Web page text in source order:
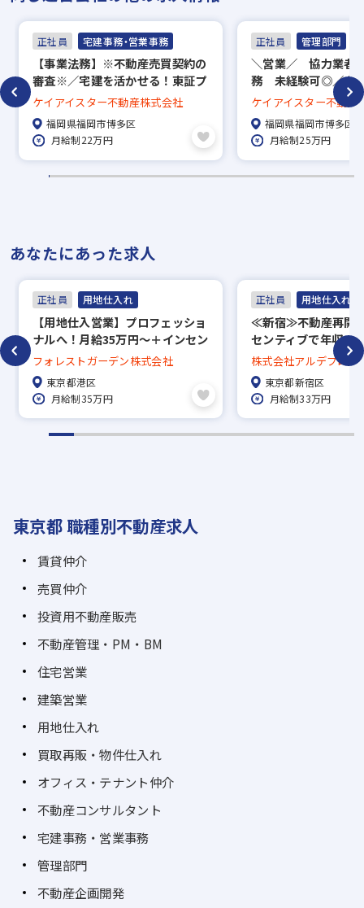
正社員 宅建事務・営業事務
【事業法務】※不動産売買契約の
審査※／宅建を活かせる！東証プ
ライム市場上場企業／年間休日
115日／福利厚生充実◎
ケイアイスター不動産株式会社
福岡県福岡市博多区
月給制22万円
正社員 管理部門
＼営業／ 協力業者
務 未経験可◎／土
休日120日／インセ
ケイアイスター不動産
福岡県福岡市博多区
月給制25万円
あなたにあった求人
正社員 用地仕入れ
【用地仕入営業】プロフェッショ
ナルへ！月給35万円～＋インセン
／20代年収1000万円／残業月2時
間♪
フォレストガーデン株式会社
東京都港区
月給制35万円
正社員 用地仕入れ
≪新宿≫不動産再開
センティブで年収
現可能！／土日祝休
くWLBも◎
株式会社アルデプロ
東京都新宿区
月給制33万円
東京都 職種別不動産求人
賃貸仲介
売買仲介
投資用不動産販売
不動産管理・PM・BM
住宅営業
建築営業
用地仕入れ
買取再販・物件仕入れ
オフィス・テナント仲介
不動産コンサルタント
宅建事務・営業事務
管理部門
不動産企画開発